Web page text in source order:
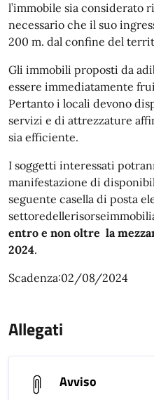
l’immobile sia considerato
necessario che il suo
200 m. dal confine del
Gli immobili proposti da
essere immediatamente
Pertanto i locali devono
servizi e di attrezzature
sia efficiente.
I soggetti interessati
manifestazione di
seguente casella di posta
entro e non oltre la
2024.
Scadenza:02/08/2024
Allegati
Avviso